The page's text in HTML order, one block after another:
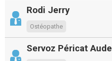
Rodi Jerry
Ostéopathe
Servoz Péricat Aude